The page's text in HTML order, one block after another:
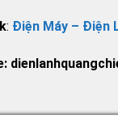
: Điện Máy – Điện